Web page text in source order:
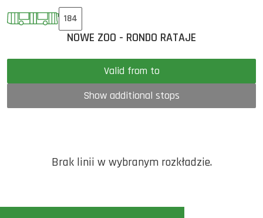
184
NOWE ZOO - RONDO RATAJE
Valid from to
Show additional stops
Brak linii w wybranym rozkładzie.